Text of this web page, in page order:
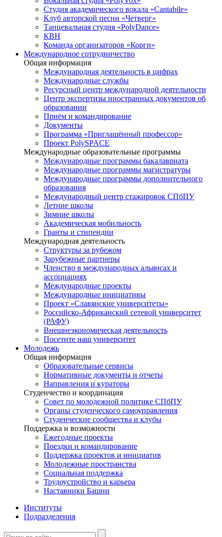
Студия академического вокала «Cantabile»
Клуб авторской песни «Четверг»
Танцевальная студия «PolyDance»
КВН
Команда организаторов «Корги»
Международное сотрудничество
Общая информация
Международная деятельность в цифрах
Международные службы
Ресурсный центр международной деятельности
Центр экспертизы иностранных документов об
образовании
Приём и командирование
Документы
Программа «Приглашённый профессор»
Проект PolySPACE
Международные образовательные программы
Международные программы бакалавриата
Международные программы магистратуры
Международные программы дополнительного
образования
Международный центр стажировок СПбПУ
Летние школы
Зимние школы
Академическая мобильность
Гранты и стипендии
Международная деятельность
Структуры за рубежом
Зарубежные партнеры
Членство в международных альянсах и
ассоциациях
Международные проекты
Международные инициативы
Проект «Славянские университеты»
Российско-Африканский сетевой университет
(РАФУ)
Внешнеэкономическая деятельность
Посетите наш университет
Молодежь
Общая информация
Образовательные сервисы
Нормативные документы и отчеты
Направления и кураторы
Студенчество и координация
Совет по молодежной политике СПбПУ
Органы студенческого самоуправления
Студенческие сообщества и клубы
Поддержка и возможности
Ежегодные проекты
Поездки и командирование
Поддержка проектов и инициатив
Молодежные пространства
Социальная поддержка
Трудоустройство и карьера
Наставники Башни
Институты
Подразделения